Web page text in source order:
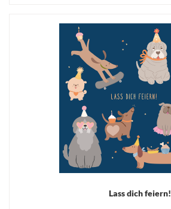
Lass dich feiern!